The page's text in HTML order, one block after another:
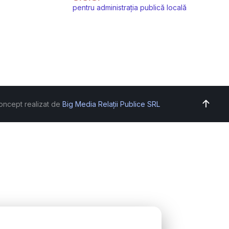
pentru administrația publică locală
realizat de Big Media Relații Publice SRL